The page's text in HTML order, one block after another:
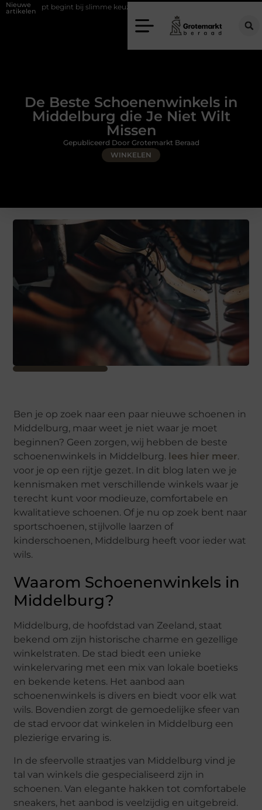
Nieuwe
artikelen
slimme keuzes Waarom kiezen voor een rijschool in Utrecht?
De Beste Schoenenwinkels in
Middelburg die Je Niet Wilt
Missen
WINKELEN
Gepubliceerd Door Grotemarkt Beraad
Ben je op zoek naar een paar nieuwe schoenen in
Middelburg, maar weet je niet waar je moet
beginnen? Geen zorgen, wij hebben de beste
schoenenwinkels in Middelburg. lees hier meer.
voor je op een rijtje gezet. In dit blog laten we je
kennismaken met verschillende winkels waar je
terecht kunt voor modieuze, comfortabele en
kwalitatieve schoenen. Of je nu op zoek bent naar
sportschoenen, stijlvolle laarzen of
kinderschoenen, Middelburg heeft voor ieder wat
wils.
Waarom Schoenenwinkels in
Middelburg?
Middelburg, de hoofdstad van Zeeland, staat
bekend om zijn historische charme en gezellige
winkelstraten. De stad biedt een unieke
winkelervaring met een mix van lokale boetieks
en bekende ketens. Het aanbod aan
schoenenwinkels is divers en biedt voor elk wat
wils. Bovendien zorgt de gemoedelijke sfeer van
de stad ervoor dat winkelen in Middelburg een
plezierige ervaring is.
In de sfeervolle straatjes van Middelburg vind je
tal van winkels die gespecialiseerd zijn in
schoenen. Van elegante hakken tot comfortabele
sneakers, het aanbod is veelzijdig en uitgebreid.